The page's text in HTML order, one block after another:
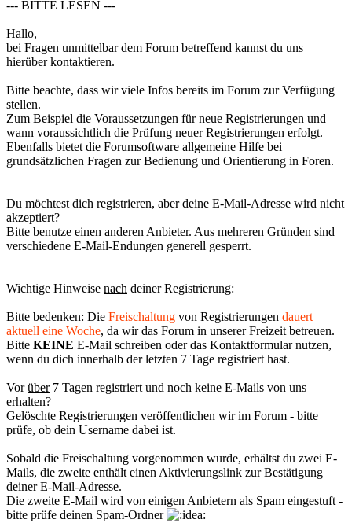
--- BITTE LESEN ---
Hallo,
bei Fragen unmittelbar dem Forum betreffend kannst du uns
hierüber kontaktieren.
Bitte beachte, dass wir viele Infos bereits im Forum zur Verfügung
stellen.
Zum Beispiel die Voraussetzungen für neue Registrierungen und
wann voraussichtlich die Prüfung neuer Registrierungen erfolgt.
Ebenfalls bietet die Forumsoftware allgemeine Hilfe bei
grundsätzlichen Fragen zur Bedienung und Orientierung in Foren.
Du möchtest dich registrieren, aber deine E-Mail-Adresse wird nicht
akzeptiert?
Bitte benutze einen anderen Anbieter. Aus mehreren Gründen sind
verschiedene E-Mail-Endungen generell gesperrt.
Wichtige Hinweise nach deiner Registrierung:
Bitte bedenken: Die Freischaltung von Registrierungen dauert
aktuell eine Woche, da wir das Forum in unserer Freizeit betreuen.
Bitte KEINE E-Mail schreiben oder das Kontaktformular nutzen,
wenn du dich innerhalb der letzten 7 Tage registriert hast.
Vorüber7 Tagen registriert und noch keine E-Mails von uns
erhalten?
Gelöschte Registrierungen veröffentlichen wir im Forum - bitte
prüfe, ob dein Username dabei ist.
Sobald die Freischaltung vorgenommen wurde, erhältst du zwei E-
Mails, die zweite enthält einen Aktivierungslink zur Bestätigung
deiner E-Mail-Adresse.
Die zweite E-Mail wird von einigen Anbietern als Spam eingestuft -
bitte prüfe deinen Spam-Ordner